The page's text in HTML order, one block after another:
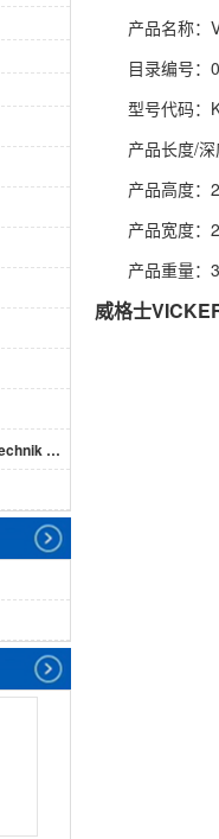
德国GOLDAMMER Regelungstechnik GmbH
产品名称：
目录编号：
型号代码：
产品长度/
产品高度：
产品宽度：
产品重量：
威格士